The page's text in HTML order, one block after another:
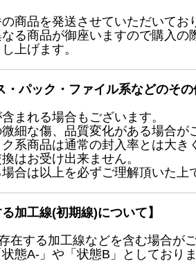
商品を発送させていただいてお
る商品が御座いますので購入の
上げます。
・パック・ファイル系などのその
まれる場合もございます。
細な傷、品質変化がある場合が
系商品は通常の封入率とは大き
はお受け出来ません。
合は以上を必ずご理解頂いた上
加工線(初期線)について】
在する加工線などを含む場合が
態A-」や「状態B」としておりま